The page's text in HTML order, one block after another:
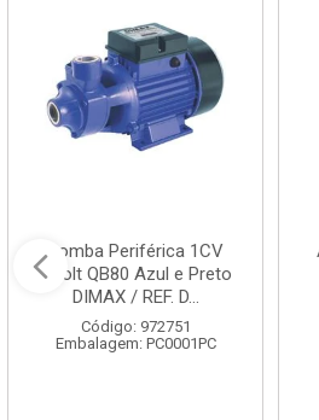
Bomba Periférica 1CV
Bivolt QB80 Azul e Preto
DIMAX / REF. D...
Código: 972751
Embalagem: PC0001PC